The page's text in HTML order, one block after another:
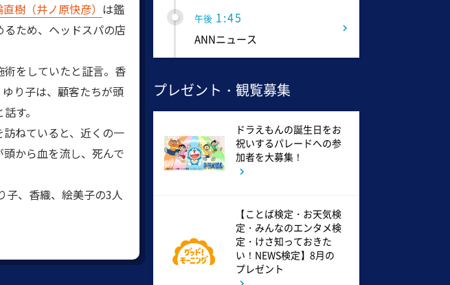
樹（井ノ原快彦） は鑑
ため、ヘッドスパの店
をしていたと証言。香
り子は、顧客たちが頭
す。
ねていると、近くの一
から血を流し、死んで
子、香織、絵美子の3人
午後 1:45
ANNニュース
午後 1:50
午後 1:55
午後もじゅん散歩
2:53
科捜研の女12 #3
3:50
プレゼント・観覧募集
ドラえもんの誕生日をお
祝いするパレードへの参
加者を大募集！
【ことば検定・お天気検
定・みんなのエンタメ検
定・けさ知っておきた
い！NEWS検定】8月の
プレゼント